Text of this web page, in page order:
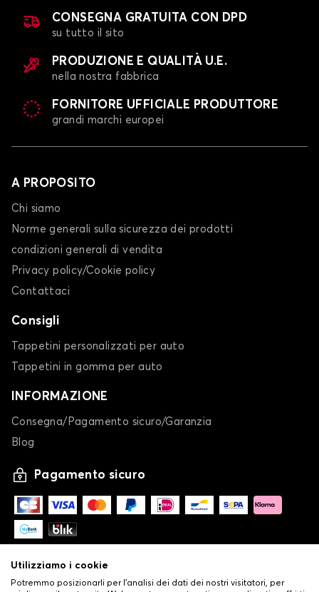
CONSEGNA GRATUITA CON DPD
su tutto il sito
PRODUZIONE E QUALITÀ U.E.
nella nostra fabbrica
FORNITORE UFFICIALE PRODUTTORE
grandi marchi europei
A PROPOSITO
Chi siamo
Norme generali sulla sicurezza dei prodotti
condizioni generali di vendita
Privacy policy/Cookie policy
Contattaci
Consigli
Tappetini personalizzati per auto
Tappetini in gomma per auto
INFORMAZIONE
Consegna/Pagamento sicuro/Garanzia
Blog
Pagamento sicuro
Utilizziamo i cookie
Potremmo posizionarli per l'analisi dei dati dei nostri visitatori, per